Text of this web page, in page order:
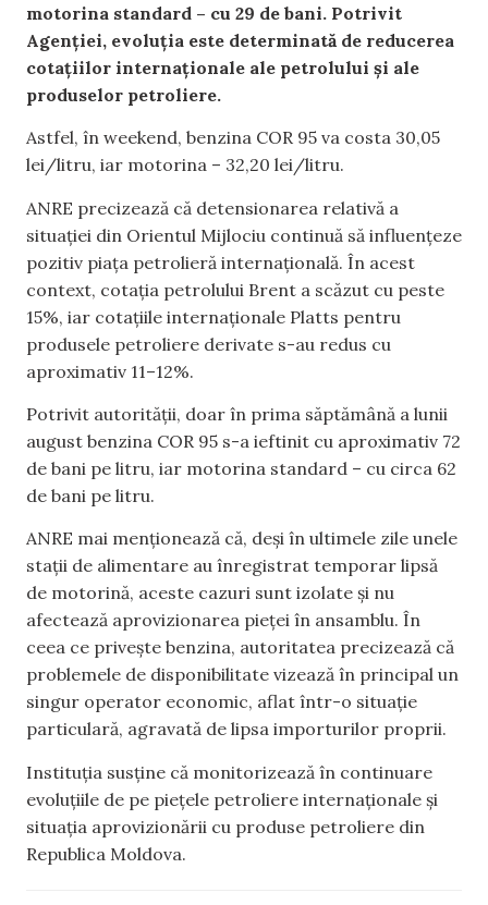
motorina standard – cu 29 de bani. Potrivit
Agenției, evoluția este determinată de reducerea
cotațiilor internaționale ale petrolului și ale
produselor petroliere.
Astfel, în weekend, benzina COR 95 va costa 30,05
lei/litru, iar motorina – 32,20 lei/litru.
ANRE precizează că detensionarea relativă a
situației din Orientul Mijlociu continuă să influențeze
pozitiv piața petrolieră internațională. În acest
context, cotația petrolului Brent a scăzut cu peste
15%, iar cotațiile internaționale Platts pentru
produsele petroliere derivate s-au redus cu
aproximativ 11–12%.
Potrivit autorității, doar în prima săptămână a lunii
august benzina COR 95 s-a ieftinit cu aproximativ 72
de bani pe litru, iar motorina standard – cu circa 62
de bani pe litru.
ANRE mai menționează că, deși în ultimele zile unele
stații de alimentare au înregistrat temporar lipsă
de motorină, aceste cazuri sunt izolate și nu
afectează aprovizionarea pieței în ansamblu. În
ceea ce privește benzina, autoritatea precizează că
problemele de disponibilitate vizează în principal un
singur operator economic, aflat într-o situație
particulară, agravată de lipsa importurilor proprii.
Instituția susține că monitorizează în continuare
evoluțiile de pe piețele petroliere internaționale și
situația aprovizionării cu produse petroliere din
Republica Moldova.